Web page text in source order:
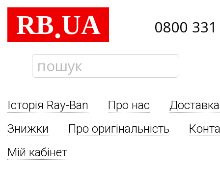
RB.UA 0800
Історія Ray-Ban Про нас
Знижки
Про оригінальність
Мій кабінет